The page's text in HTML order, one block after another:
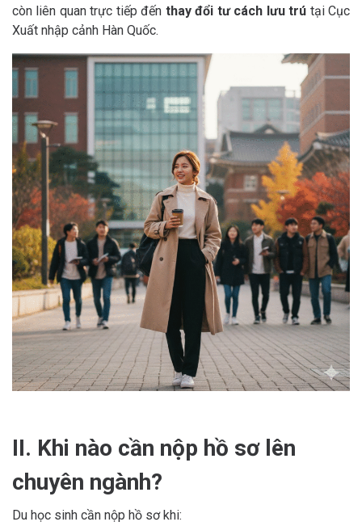
còn liên quan trực tiếp đến thay đổi tư cách lưu trú tại Cục
Xuất nhập cảnh Hàn Quốc.
II. Khi nào cần nộp hồ sơ lên
chuyên ngành?
Du học sinh cần nộp hồ sơ khi: